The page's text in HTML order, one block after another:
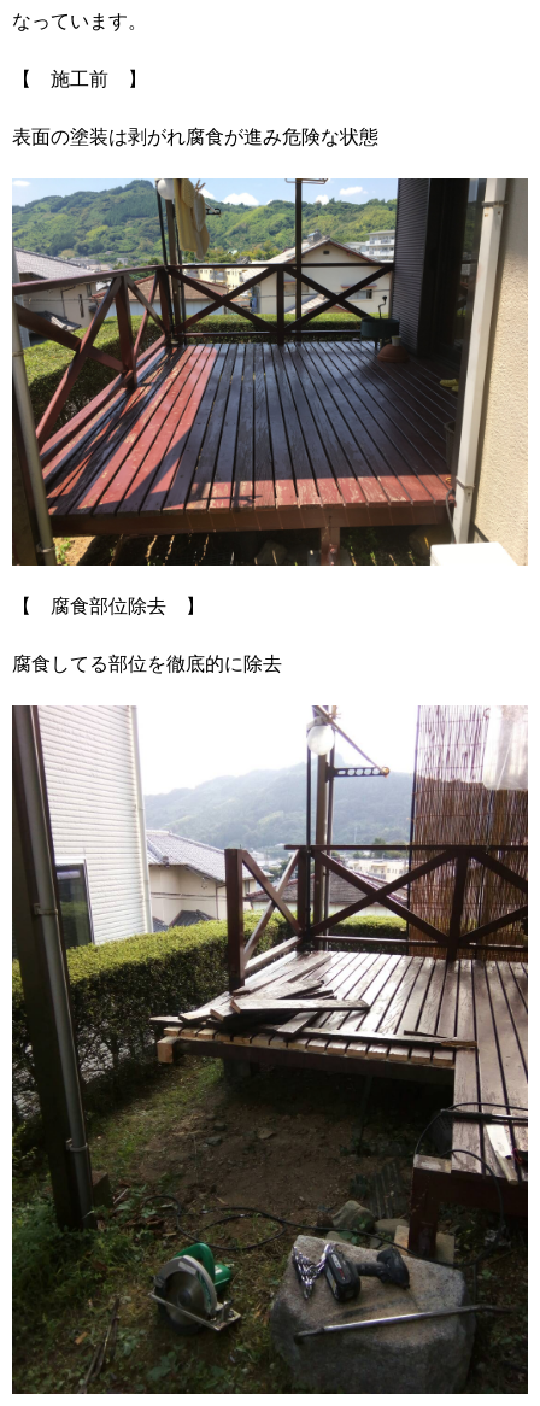
なっています。
【 施工前 】
表面の塗装は剥がれ腐食が進み危険な状態
【 腐食部位除去 】
腐食してる部位を徹底的に除去